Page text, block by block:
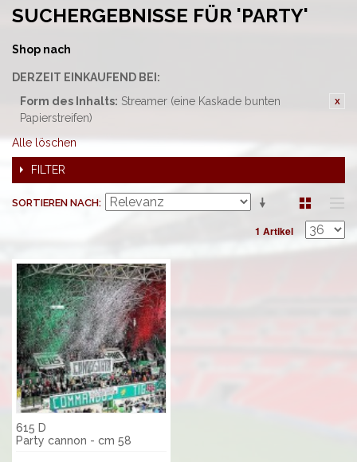
SUCHERGEBNISSE FÜR 'PARTY'
Shop nach
DERZEIT EINKAUFEND BEI:
Form des Inhalts: Streamer (eine Kaskade bunten
Papierstreifen)
Alle löschen
FILTER
SORTIEREN NACH
1 Artikel
615 D
Party cannon - cm 58